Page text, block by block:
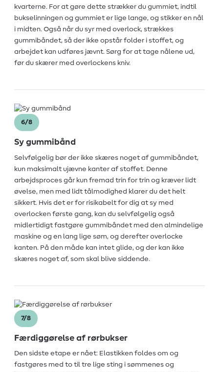
kvarterne. For at gøre dette strækker du gummiet, indtil
bukselinningen og gummiet er lige lange, og stikker en nål
i midten. Også når du syr med overlock, strækkes
gummibåndet, så der ikke opstår folder i stoffet, og
arbejdet kan udføres jævnt. Sørg for at tage nålene ud,
før du skærer med overlockens kniv.
6/8
Sy gummibånd
Selvfølgelig bør der ikke skæres noget af gummibåndet,
kun maksimalt ujævne kanter af stoffet. Denne
arbejdsproces går kun fremad trin for trin og kræver lidt
øvelse, men med lidt tålmodighed klarer du det helt
sikkert. Hvis det er for risikabelt for dig at sy med
overlocken første gang, kan du selvfølgelig også
midlertidigt fastgøre gummibåndet med den almindelige
maskine og en lang lige søm, og derefter overlocke
kanten. På den måde kan intet glide, og der kan ikke
skæres noget af, som skal blive siddende.
7/8
Færdiggørelse af rørbukser
Den sidste etape er nået: Elastikken foldes om og
fastgøres med to til tre lige sting i sømmenes og